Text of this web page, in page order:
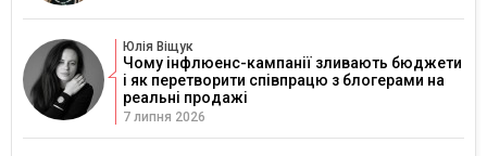
Юлія Віщук
Чому інфлюенс-кампанії зливають бюджети
і як перетворити співпрацю з блогерами на
реальні продажі
7 липня 2026